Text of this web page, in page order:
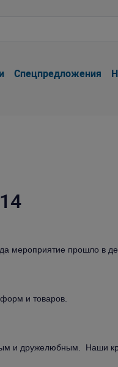
Спецпредложения
мероприятие прошло в
и товаров.
и дружелюбным. Наши